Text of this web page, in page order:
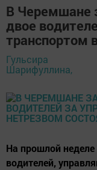
В Черемшане
двое
транспортом
Гульсира
Шарифуллина,
На прошлой
водителей,